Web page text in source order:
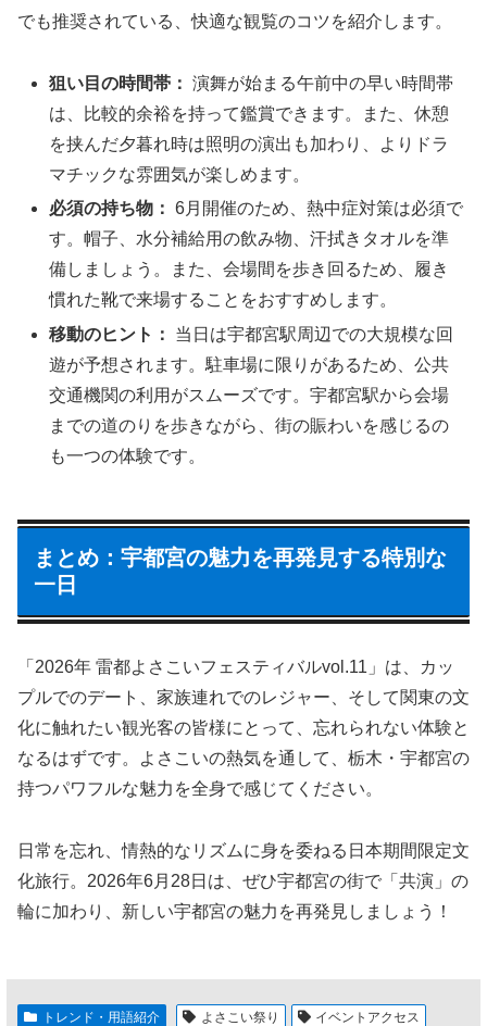
でも推奨されている、快適な観覧のコツを紹介します。
狙い目の時間帯： 演舞が始まる午前中の早い時間帯
は、比較的余裕を持って鑑賞できます。また、休憩
を挟んだ夕暮れ時は照明の演出も加わり、よりドラ
マチックな雰囲気が楽しめます。
必須の持ち物： 6月開催のため、熱中症対策は必須で
す。帽子、水分補給用の飲み物、汗拭きタオルを準
備しましょう。また、会場間を歩き回るため、履き
慣れた靴で来場することをおすすめします。
移動のヒント：
当日は宇都宮駅周辺での大規模な回
遊が予想されます。駐車場に限りがあるため、公共
交通機関の利用がスムーズです。宇都宮駅から会場
までの道のりを歩きながら、街の賑わいを感じるの
も一つの体験です。
まとめ：宇都宮の魅力を再発見する特別な
一日
「2026年 雷都よさこいフェスティバルvol.11」は、カッ
プルでのデート、家族連れでのレジャー、そして関東の文
化に触れたい観光客の皆様にとって、忘れられない体験と
なるはずです。よさこいの熱気を通して、栃木・宇都宮の
持つパワフルな魅力を全身で感じてください。
日常を忘れ、情熱的なリズムに身を委ねる日本期間限定文
化旅行。2026年6月28日は、ぜひ宇都宮の街で「共演」の
輪に加わり、新しい宇都宮の魅力を再発見しましょう！
トレンド・用語紹介 よさこい祭り
イベントアクセス